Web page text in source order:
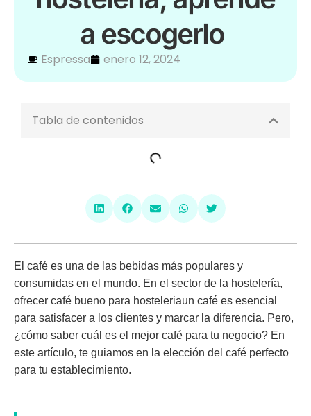
a escogerlo
Espressa enero 12, 2024
Tabla de contenidos
El café es una de las bebidas más populares y
consumidas en el mundo. En el sector de la hostelería,
ofrecer café bueno para hosteleriaun café es esencial
para satisfacer a los clientes y marcar la diferencia. Pero,
¿cómo saber cuál es el mejor café para tu negocio? En
este artículo, te guiamos en la elección del café perfecto
para tu establecimiento.